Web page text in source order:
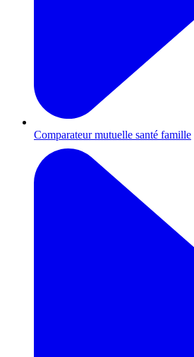
Comparateur mutuelle santé famille